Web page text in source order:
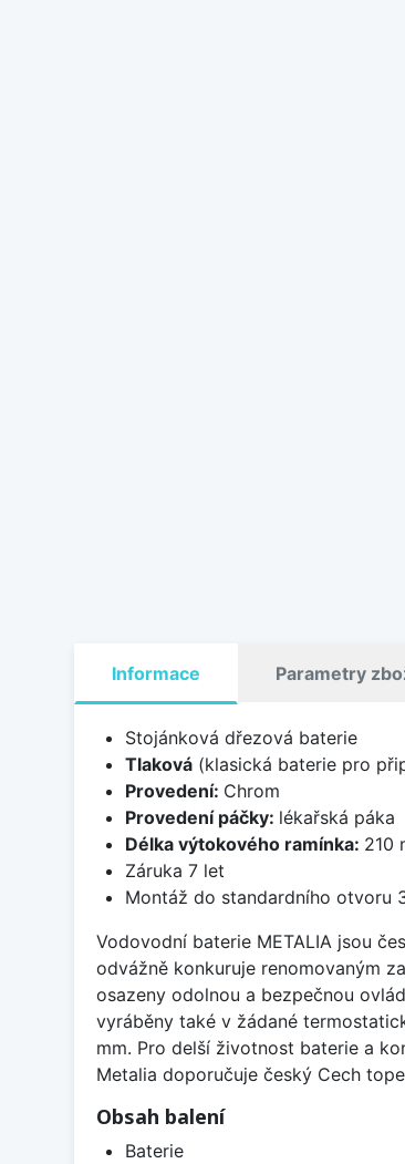
Informace Parametry
Stojánková dřezová baterie
Tlaková(klasická baterie pro
Provedení: Chrom
Provedení páčky: lékařská páka
Délka výtokového ramínka: 210
Záruka 7 let
Montáž do standardního otvoru
Vodovodní baterie METALIA jsou
odvážně konkuruje renomovaným
osazeny odolnou a bezpečnou
vyráběny také v žádané
mm. Pro delší životnost baterie a
Metalia doporučuje český Cech
Obsah balení
Baterie